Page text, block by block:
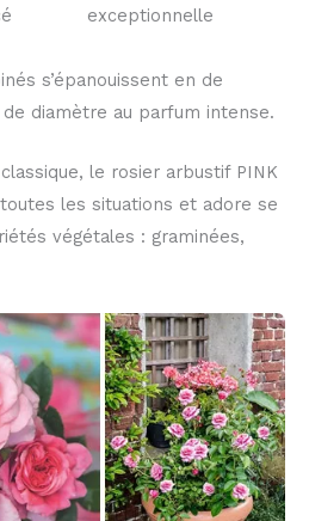
exceptionnelle
s’épanouissent en de
diamètre au parfum intense.
le rosier arbustif PINK
toutes les situations et adore se
végétales : graminées,